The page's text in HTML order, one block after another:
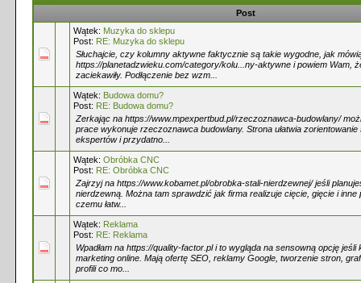
Post
Wątek: Muzyka do sklepu
Post: RE: Muzyka do sklepu
Słuchajcie, czy kolumny aktywne faktycznie są takie wygodne, jak
https://planetadzwieku.com/category/kolu...ny-aktywne i powiem Wam,
zaciekawiły. Podłączenie bez wzm...
Wątek: Budowa domu?
Post: RE: Budowa domu?
Zerkając na https://www.mpexpertbud.pl/rzeczoznawca-budowlany/
prace wykonuje rzeczoznawca budowlany. Strona ułatwia
ekspertów i przydatno...
Wątek: Obróbka CNC
Post: RE: Obróbka CNC
Zajrzyj na https://www.kobamet.pl/obrobka-stali-nierdzewnej/ jeśli
nierdzewną. Można tam sprawdzić jak firma realizuje cięcie, gięcie i
czemu łatw...
Wątek: Reklama
Post: RE: Reklama
Wpadłam na https://quality-factor.pl i to wygląda na sensowną opcję
marketing online. Mają ofertę SEO, reklamy Google, tworzenie stron,
profili co mo...